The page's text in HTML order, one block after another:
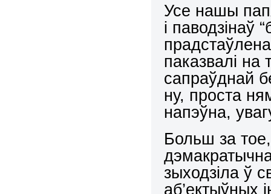
Усе нашы
і паводзінаў
паказвалі на
сапраўднай
ну, проста
напэўна,
Больш за
зыходзіла ў
аб’ектыўных